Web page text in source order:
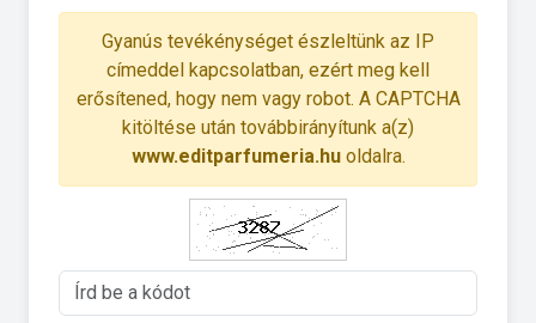
Gyanús tevékénységet észleltünk az IP
címeddel kapcsolatban, ezért meg kell
erősítened, hogy nem vagy robot. A CAPTCHA
kitöltése után továbbirányítunk a(z)
www.editparfumeria.huoldalra.